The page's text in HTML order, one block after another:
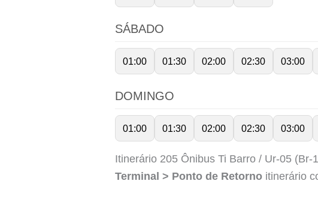
SÁBADO
01:00 01:30 02:00 02:30 03:00
DOMINGO
01:00 01:30 02:00 02:30 03:00
Itinerário 205 Ônibus Ti Barro / Ur-05 (Br-
Terminal > Ponto de Retorno itinerário